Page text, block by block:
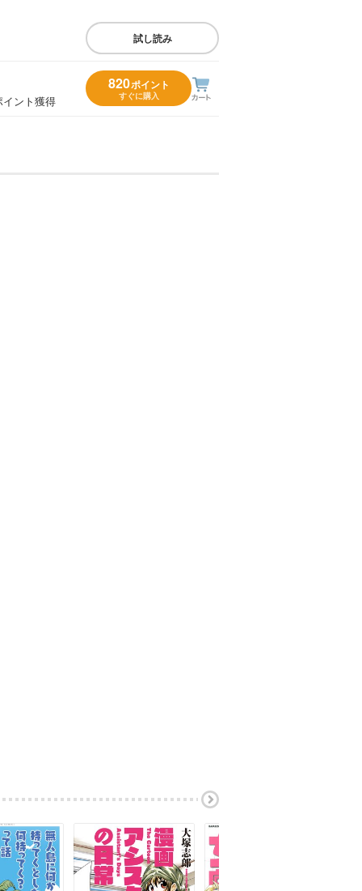
試し読み
イント獲得
820ポイント
すぐに購入